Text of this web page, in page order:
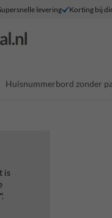
levering Korting bij
Huisnummerbord zonder
is